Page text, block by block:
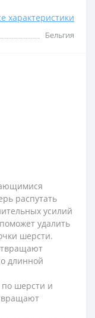
характеристики
Бельгия
распутать
усилий
удалить
шерсти.
длинной
шерсти и